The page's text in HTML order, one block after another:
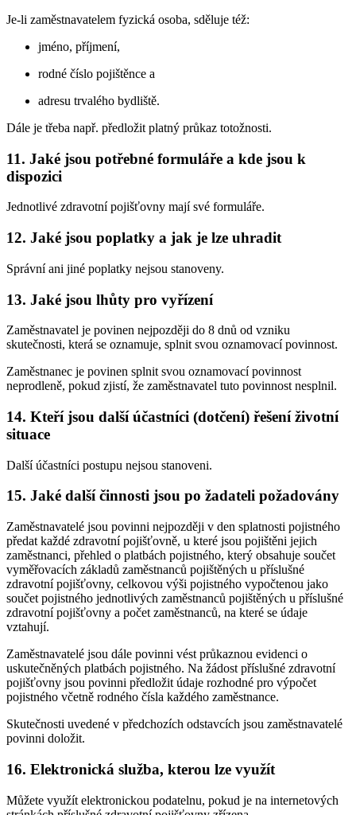
Je-li zaměstnavatelem fyzická osoba, sděluje též:
jméno, příjmení,
rodné číslo pojištěnce a
adresu trvalého bydliště.
Dále je třeba např. předložit platný průkaz totožnosti.
11. Jaké jsou potřebné formuláře a kde jsou k
dispozici
Jednotlivé zdravotní pojišťovny mají své formuláře.
12. Jaké jsou poplatky a jak je lze uhradit
Správní ani jiné poplatky nejsou stanoveny.
13. Jaké jsou lhůty pro vyřízení
Zaměstnavatel je povinen nejpozději do 8 dnů od vzniku
skutečnosti, která se oznamuje, splnit svou oznamovací povinnost.
Zaměstnanec je povinen splnit svou oznamovací povinnost
neprodleně, pokud zjistí, že zaměstnavatel tuto povinnost nesplnil.
14. Kteří jsou další účastníci (dotčení) řešení životní
situace
Další účastníci postupu nejsou stanoveni.
15. Jaké další činnosti jsou po žadateli požadovány
Zaměstnavatelé jsou povinni nejpozději v den splatnosti pojistného
předat každé zdravotní pojišťovně, u které jsou pojištěni jejich
zaměstnanci, přehled o platbách pojistného, který obsahuje součet
vyměřovacích základů zaměstnanců pojištěných u příslušné
zdravotní pojišťovny, celkovou výši pojistného vypočtenou jako
součet pojistného jednotlivých zaměstnanců pojištěných u příslušné
zdravotní pojišťovny a počet zaměstnanců, na které se údaje
vztahují.
Zaměstnavatelé jsou dále povinni vést průkaznou evidenci o
uskutečněných platbách pojistného. Na žádost příslušné zdravotní
pojišťovny jsou povinni předložit údaje rozhodné pro výpočet
pojistného včetně rodného čísla každého zaměstnance.
Skutečnosti uvedené v předchozích odstavcích jsou zaměstnavatelé
povinni doložit.
16. Elektronická služba, kterou lze využít
Můžete využít elektronickou podatelnu, pokud je na internetových